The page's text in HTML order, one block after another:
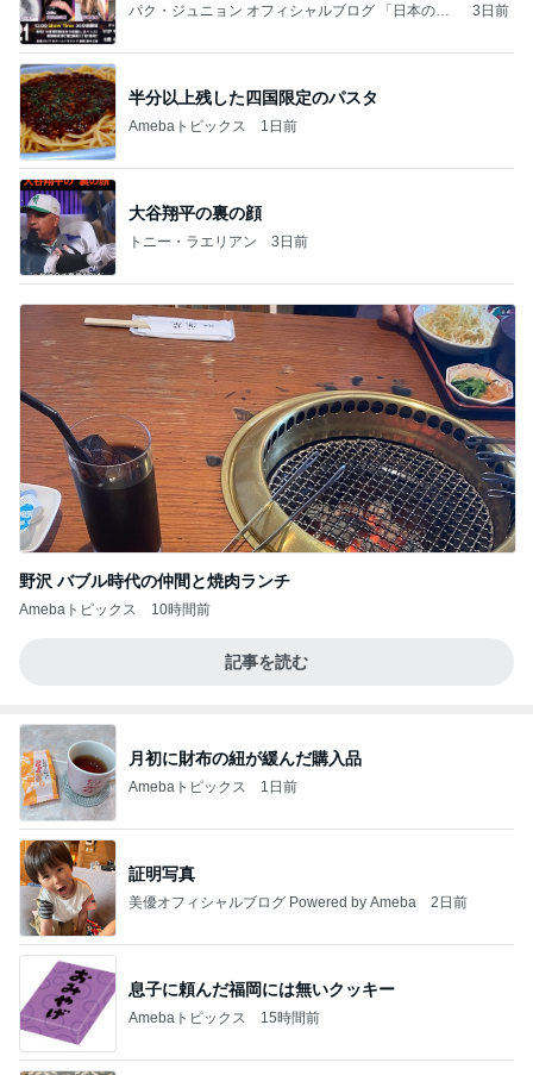
パク・ジュニョン オフィシャルブログ 「日本の
3日前
半分以上残した四国限定のパスタ
Amebaトピックス 1日前
大谷翔平の裏の顔
トニー・ラエリアン 3日前
野沢 バブル時代の仲間と焼肉ランチ
Amebaトピックス 10時間前
記事を読む
月初に財布の紐が緩んだ購入品
Amebaトピックス 1日前
証明写真
美優オフィシャルブログ Powered by Ameba 2日前
息子に頼んだ福岡には無いクッキー
Amebaトピックス 15時間前